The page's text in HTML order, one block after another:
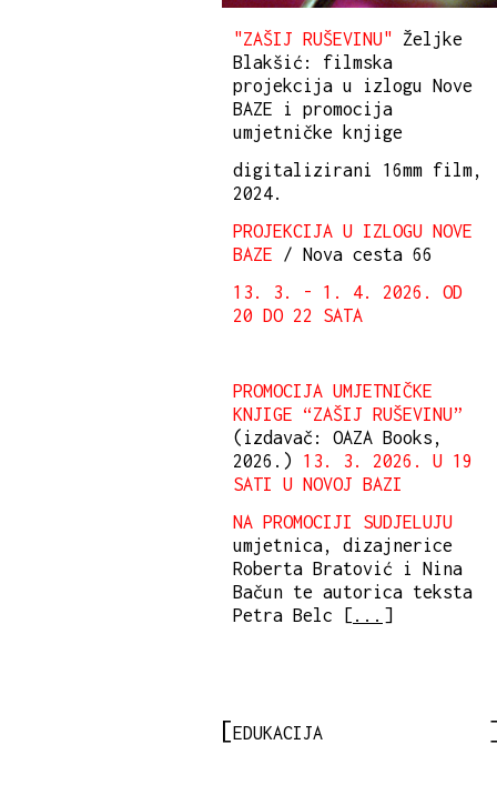
"ZAŠIJ RUŠEVINU" Željke
Blakšić: filmska
projekcija u izlogu Nove
BAZE i promocija
umjetničke knjige
digitalizirani 16mm film,
2024.
PROJEKCIJA U IZLOGU NOVE
BAZE / Nova cesta 66
13. 3. - 1. 4. 2026. OD
20 DO 22 SATA
PROMOCIJA UMJETNIČKE
KNJIGE “ZAŠIJ RUŠEVINU”
(izdavač: OAZA Books,
2026.) 13. 3. 2026. U 19
SATI U NOVOJ BAZI
NA PROMOCIJI SUDJELUJU
umjetnica, dizajnerice
Roberta Bratović i Nina
Bačun te autorica teksta
Petra Belc [ ... ]
EDUKACIJA